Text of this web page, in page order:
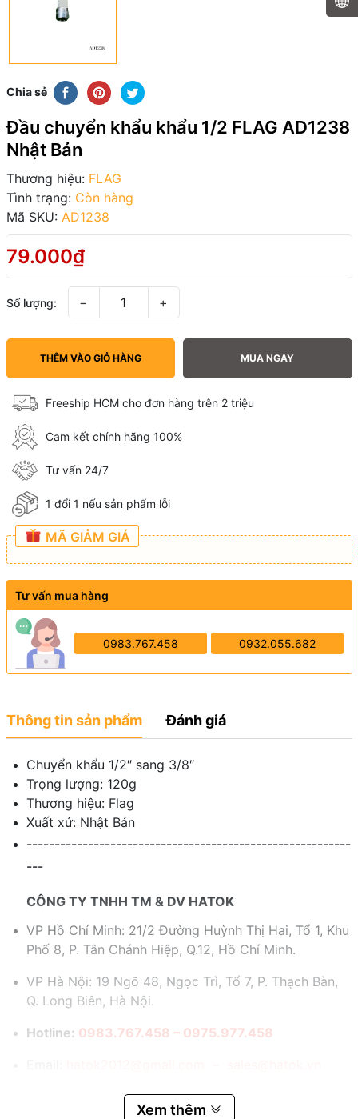
Chia sẻ
Đầu chuyển khẩu khẩu 1/2 FLAG AD1238
Nhật Bản
Thương hiệu: FLAG
Tình trạng: Còn hàng
Mã SKU: AD1238
79.000₫
Số lượng: − +
THÊM VÀO GIỎ HÀNG MUA NGAY
Freeship HCM cho đơn hàng trên 2 triệu
Cam kết chính hãng 100%
Tư vấn 24/7
1 đổi 1 nếu sản phẩm lỗi
MÃ GIẢM GIÁ
Tư vấn mua hàng
0983.767.458 0932.055.682
Thông tin sản phẩm Đánh giá
Chuyển khẩu 1/2″ sang 3/8″
Trọng lượng: 120g
Thương hiệu: Flag
Xuất xứ: Nhật Bản
----------------------------------------------------------
---
CÔNG TY TNHH TM & DV HATOK
VP Hồ Chí Minh: 21/2 Đường Huỳnh Thị Hai, Tổ 1, Khu
Phố 8, P. Tân Chánh Hiệp, Q.12, Hồ Chí Minh.
VP Hà Nội: 19 Ngõ 48, Ngọc Trì, Tổ 7, P. Thạch Bàn,
Q. Long Biên, Hà Nội.
Hotline: 0983.767.458 – 0975.977.458
Xem thêm